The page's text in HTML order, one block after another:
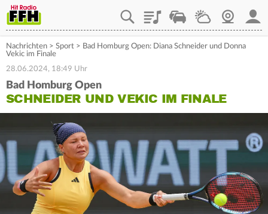
PlaylistStaupilotWetterWebcam
Nachrichten > Sport > Bad Homburg Open: Diana Schneider und Donna
Vekic im Finale
28.06.2024, 18:49 Uhr
Bad Homburg Open
SCHNEIDER UND VEKIC IM FINALE